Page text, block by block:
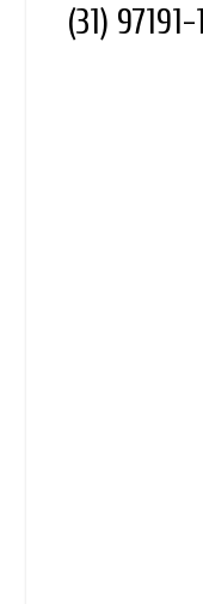
(31) 97191-